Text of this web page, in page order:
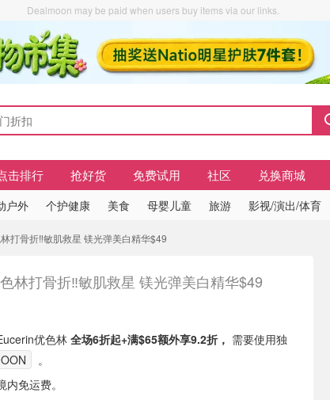
Dealmoon may be paid when users buy items via our links.
击排行 抢好货 免费试用 社区 兑换商城
户外 个护健康 美食 母婴儿童 旅游 影视/演出/体育
打骨折‼️敏肌救星 镁光弹美白精华$49
林打骨折‼️敏肌救星 镁光弹美白精华$49
优色林 全场6折起+满$65额外享9.2折， 需要使用独
。
免运费。